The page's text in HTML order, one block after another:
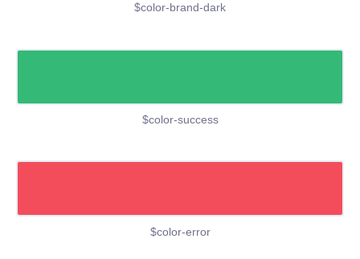
$color-brand-dark
$color-success
$color-error